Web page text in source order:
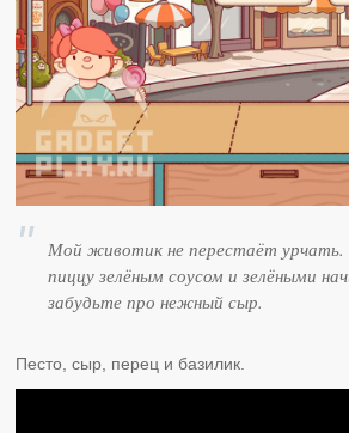
Мой животик не перестаёт
пиццу зелёным соусом и зелёными
забудьте про нежный сыр.
Песто, сыр, перец и базилик.